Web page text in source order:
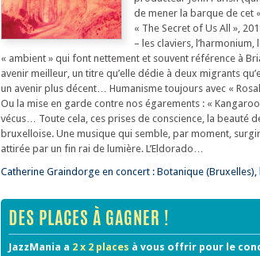
de mener la barque de cet
« The Secret of Us All »,
– les claviers,
« ambient » qui font nettement et souvent référence à
avenir meilleur, un titre qu’elle dédie à deux migrants
un avenir plus décent… Humanisme toujours avec «
Ou la mise en garde contre nos égarements : «
vécus… Toute cela, ces prises de conscience, la beauté
bruxelloise. Une musique qui semble, par moment,
attirée par un fin rai de lumière. L’Eldorado…
Catherine Graindorge en concert : Botanique (Bruxelles),
DES PLACES À GAGNER !
JazzMania a 2 x 2 places à vous offrir pour le